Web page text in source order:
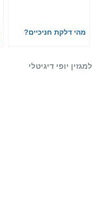
מהי דלקת חניכיים?
למגזין יופי דיגיטלי